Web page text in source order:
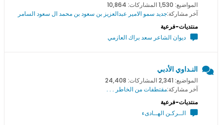
المواضيع: 1,530 المشاركات: 10,864
آخر مشاركة:جديد سمو اﻻمير عبدالعزيز بن سعود بن محمد ال سعود السامر
منتديات-فرعية
ديوان الشاعر سعد براك العازمي
النـداوي الأدبي
المواضيع: 2,341 المشاركات: 24,408
آخر مشاركة:مقتطفات من الخاطر . . .
منتديات-فرعية
الــركـن الهــادىء